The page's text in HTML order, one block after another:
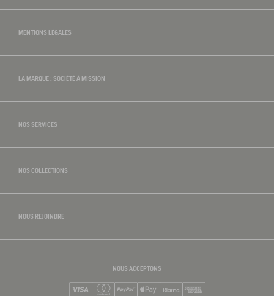
MENTIONS LÉGALES
LA MARQUE : SOCIÉTÉ À MISSION
NOS SERVICES
NOS COLLECTIONS
NOUS REJOINDRE
NOUS ACCEPTONS